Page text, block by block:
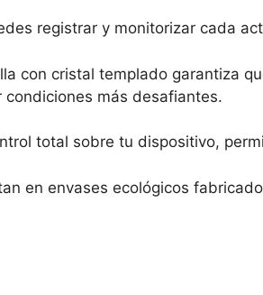
registrar y monitorizar cada
con cristal templado garantiza
más desafiantes.
total sobre tu dispositivo,
en envases ecológicos